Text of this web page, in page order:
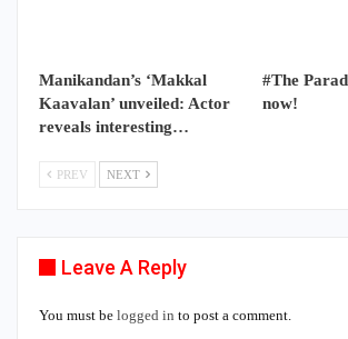
Manikandan’s ‘Makkal
Kaavalan’ unveiled: Actor
reveals interesting…
#The
now!
PREV NEXT
Leave A Reply
You must be logged in to post a comment.